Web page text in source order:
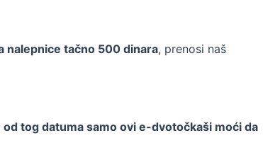
nalepnice tačno 500 dinara, prenosi naš
od tog datuma samo ovi e-dvotočkaši moći da